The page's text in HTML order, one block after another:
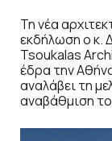
Τη νέα
εκδήλωση ο κ.
Tsoukalas
έδρα την
αναλάβει τη
αναβάθμιση